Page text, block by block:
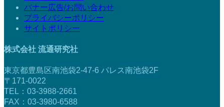
バナー広告/お問い合わせ
プライバシーポリシー
サイトポリシー
株式会社 流通研究社
東京都豊島区南池袋2-47-6 パレス南池袋2F
〒171-0022
TEL：03-3988-2661
FAX：03-3980-6588